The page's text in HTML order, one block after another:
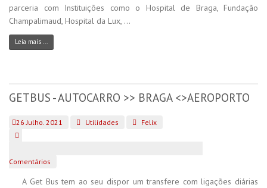
parceria com Instituições como o Hospital de Braga, Fundação
Champalimaud, Hospital da Lux, ...
Leia mais ...
GETBUS - AUTOCARRO >> BRAGA <>AEROPORTO
26 Julho. 2021 Utilidades Felix
Comentários
A Get Bus tem ao seu dispor um transfere com ligações diárias